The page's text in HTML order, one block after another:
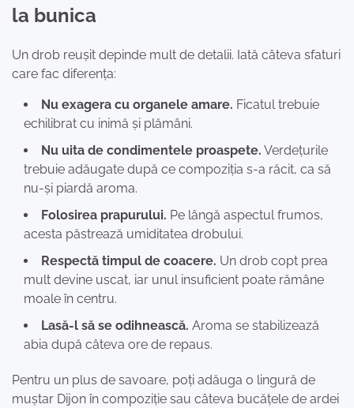
la bunica
Un drob reușit depinde mult de detalii. Iată câteva sfaturi
care fac diferența:
Nu exagera cu organele amare. Ficatul trebuie
echilibrat cu inimă și plămâni.
Nu uita de condimentele proaspete. Verdețurile
trebuie adăugate după ce compoziția s-a răcit, ca să
nu-și piardă aroma.
Folosirea prapurului. Pe lângă aspectul frumos,
acesta păstrează umiditatea drobului.
Respectă timpul de coacere. Un drob copt prea
mult devine uscat, iar unul insuficient poate rămâne
moale în centru.
Lasă-l să se odihnească. Aroma se stabilizează
abia după câteva ore de repaus.
Pentru un plus de savoare, poți adăuga o lingură de
muștar Dijon în compoziție sau câteva bucățele de ardei